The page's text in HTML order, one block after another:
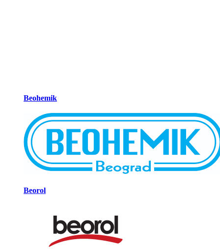
Beohemik
Beorol